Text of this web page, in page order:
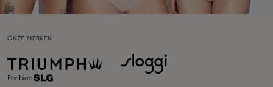
ONZE MERKEN